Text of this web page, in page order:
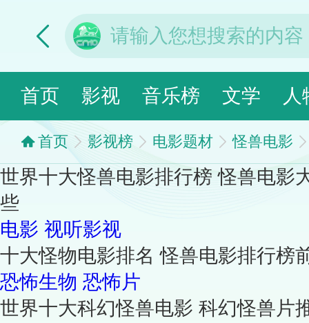
首页 影视 音乐榜 文学 人
首页 影视榜 电影题材 怪兽电影
世界十大怪兽电影排行榜 怪兽电影
些
电影 视听影视
十大怪物电影排名 怪兽电影排行榜
恐怖生物 恐怖片
世界十大科幻怪兽电影 科幻怪兽片